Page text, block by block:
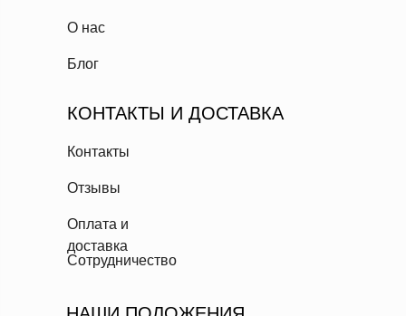
КОНТАКТЫ И ДОСТАВКА
О нас
Блог
Контакты
Отзывы
Оплата и
доставка
Сотрудничество